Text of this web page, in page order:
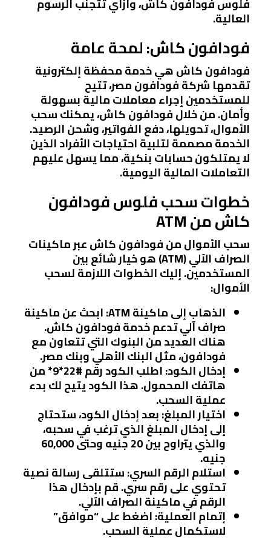
فلوس فودافون كاش، وازاي تتجنب الرسوم
العالية.
فودافون كاش: لمحة عامة
فودافون كاش هي خدمة محفظة إلكترونية
تقدمها شركة فودافون مصر، تتيح
للمستخدمين إجراء معاملات مالية بسهولة
وأمان. من خلال فودافون كاش، يمكنك سحب
الأموال، تحويلها، دفع الفواتير، وشحن الرصيد.
الخدمة مصممة لتلبية احتياجات الأفراد الذين
لا يمتلكون حسابات بنكية، مما يسهل عليهم
التعاملات المالية اليومية.
خطوات سحب فلوس فودافون
كاش من ATM
سحب الأموال من فودافون كاش عبر ماكينات
الصراف الآلي (ATM) هو خيار شائع بين
المستخدمين. إليك الخطوات اللازمة لسحب
الأموال:
الذهاب إلى ماكينة ATM
: ابحث عن ماكينة
صراف آلي تدعم خدمة فودافون كاش.
هناك العديد من البنوك التي تتعاون مع
فودافون، مثل البنك الأهلي وبنك مصر.
إدخال الكود : اطلب الكود رقم #22*9* من
هاتفك المحمول. هذا الكود يتيح لك بدء
عملية السحب.
اختيار المبلغ: بعد إدخال الكود، ستحتاج
إلى إدخال المبلغ الذي ترغب في سحبه،
والذي يتراوح بين 20 جنيه وحتى 60,000
جنيه.
استلام الرقم السري: ستتلقى رسالة نصية
تحتوي على رقم سري. قم بإدخال هذا
الرقم في ماكينة الصراف الآلي.
إتمام العملية: اضغط على “موافق”
لاستكمال عملية السحب.